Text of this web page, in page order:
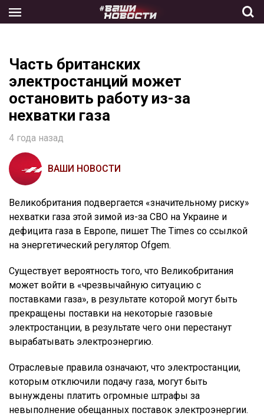
the
Часть британских
электростанций может
остановить работу из-за
нехватки газа
4 года назад
ВАШИ НОВОСТИ
Великобритания подвергается «значительному риску»
нехватки газа этой зимой из-за СВО на Украине и
дефицита газа в Европе, пишет The Times со ссылкой
на энергетический регулятор Ofgem.
Существует вероятность того, что Великобритания
может войти в «чрезвычайную ситуацию с
поставками газа», в результате которой могут быть
прекращены поставки на некоторые газовые
электростанции, в результате чего они перестанут
вырабатывать электроэнергию.
Отраслевые правила означают, что электростанции,
которым отключили подачу газа, могут быть
вынуждены платить огромные штрафы за
невыполнение обещанных поставок электроэнергии.